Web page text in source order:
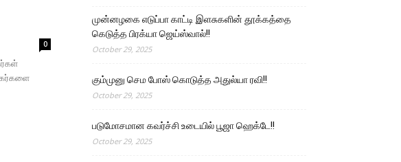
0
முன்னழகை எடுப்பா காட்டி இளசுகளின் தூக்கத்தை
கெடுத்த பிரக்யா ஜெய்ஸ்வால்!!
October 29, 2025
கும்முனு செம போஸ் கொடுத்த அதுல்யா ரவி!!
October 29, 2025
படுமோசமான கவர்ச்சி உடையில் பூஜா ஹெக்டே!!
October 29, 2025